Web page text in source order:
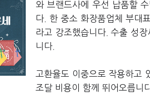
와 브랜드사에 우선 납품할
다. 한 중소 화장품업체 부대
라고 강조했습니다. 수출 성
니다.
고환율도 이중으로 작용하고
조달 비용이 함께 뛰어오릅니